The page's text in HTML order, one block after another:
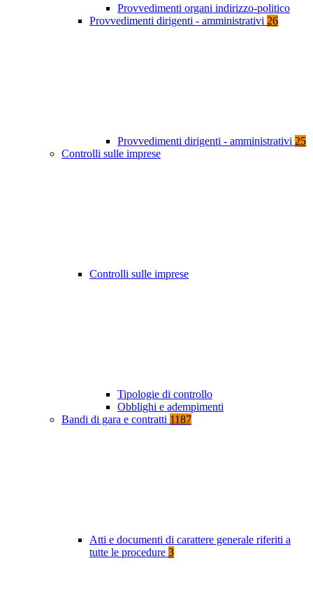
Provvedimenti organi indirizzo-politico
Provvedimenti dirigenti - amministrativi 26
Provvedimenti dirigenti - amministrativi 25
Controlli sulle imprese
Controlli sulle imprese
Tipologie di controllo
Obblighi e adempimenti
Bandi di gara e contratti 1187
Atti e documenti di carattere generale riferiti a
tutte le procedure 3